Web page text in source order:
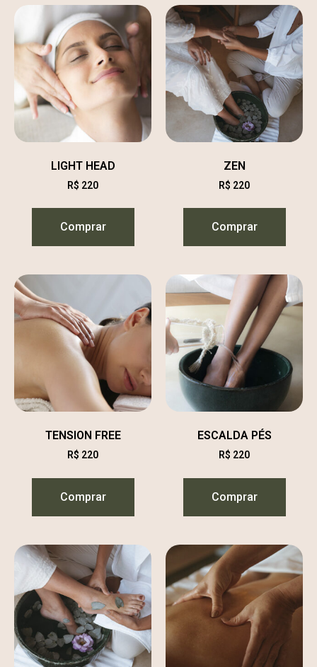
LIGHT HEAD
R$ 220
Comprar
ZEN
R$ 220
Comprar
TENSION FREE
R$ 220
Comprar
ESCALDA PÉS
R$ 220
Comprar